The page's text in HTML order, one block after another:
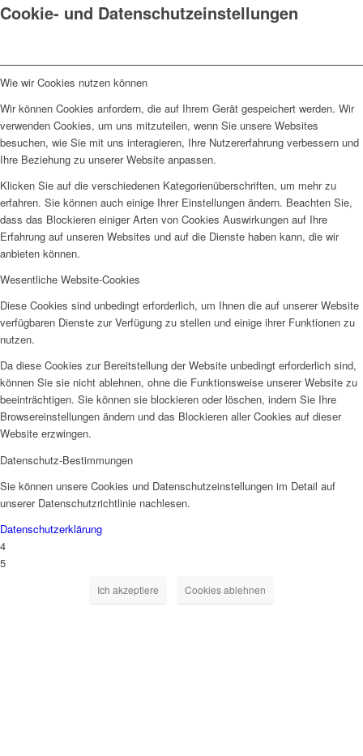
Cookie- und Datenschutzeinstellungen
Wie wir Cookies nutzen können
Wir können Cookies anfordern, die auf Ihrem Gerät gespeichert werden. Wir
verwenden Cookies, um uns mitzuteilen, wenn Sie unsere Websites
besuchen, wie Sie mit uns interagieren, Ihre Nutzererfahrung verbessern und
Ihre Beziehung zu unserer Website anpassen.
Klicken Sie auf die verschiedenen Kategorienüberschriften, um mehr zu
erfahren. Sie können auch einige Ihrer Einstellungen ändern. Beachten Sie,
dass das Blockieren einiger Arten von Cookies Auswirkungen auf Ihre
Erfahrung auf unseren Websites und auf die Dienste haben kann, die wir
anbieten können.
Wesentliche Website-Cookies
Diese Cookies sind unbedingt erforderlich, um Ihnen die auf unserer Website
verfügbaren Dienste zur Verfügung zu stellen und einige ihrer Funktionen zu
nutzen.
Da diese Cookies zur Bereitstellung der Website unbedingt erforderlich sind,
können Sie sie nicht ablehnen, ohne die Funktionsweise unserer Website zu
beeinträchtigen. Sie können sie blockieren oder löschen, indem Sie Ihre
Browsereinstellungen ändern und das Blockieren aller Cookies auf dieser
Website erzwingen.
Datenschutz-Bestimmungen
Sie können unsere Cookies und Datenschutzeinstellungen im Detail auf
unserer Datenschutzrichtlinie nachlesen.
Datenschutzerklärung
4
5
Ich akzeptiere Cookies ablehnen